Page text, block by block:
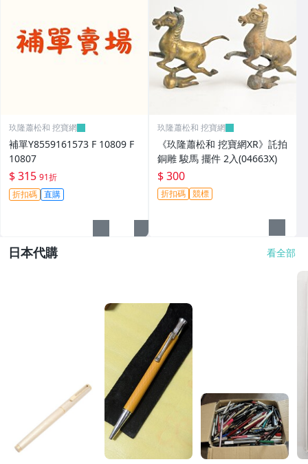
玖隆蕭松和 挖寶網
補單Y8559161573 F 10809 F
10807
$ 315 91折
折扣碼 直購
玖隆蕭松和 挖寶網
《玖隆蕭松和 挖寶網XR》託拍
銅雕 駿馬 擺件 2入(04663X)
$ 300
折扣碼 競標
日本代購 看全部